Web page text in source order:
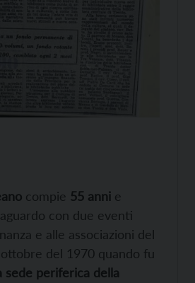
compie 55 anni e
con due eventi
e alle associazioni del
del 1970 quando fu
sede periferica della